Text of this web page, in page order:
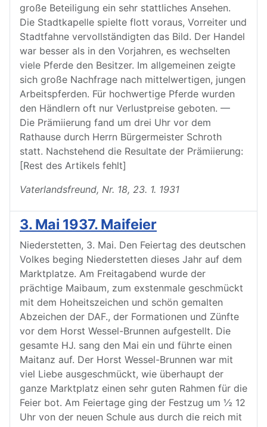
große Beteiligung ein sehr stattliches Ansehen.
Die Stadtkapelle spielte flott voraus, Vorreiter und
Stadtfahne vervollständigten das Bild. Der Handel
war besser als in den Vorjahren, es wechselten
viele Pferde den Besitzer. Im allgemeinen zeigte
sich große Nachfrage nach mittelwertigen, jungen
Arbeitspferden. Für hochwertige Pferde wurden
den Händlern oft nur Verlustpreise geboten. —
Die Prämiierung fand um drei Uhr vor dem
Rathause durch Herrn Bürgermeister Schroth
statt. Nachstehend die Resultate der Prämiierung:
[Rest des Artikels fehlt]
Vaterlandsfreund, Nr. 18, 23. 1. 1931
3. Mai 1937. Maifeier
Niederstetten, 3. Mai. Den Feiertag des deutschen
Volkes beging Niederstetten dieses Jahr auf dem
Marktplatze. Am Freitagabend wurde der
prächtige Maibaum, zum exstenmale geschmückt
mit dem Hoheitszeichen und schön gemalten
Abzeichen der DAF., der Formationen und Zünfte
vor dem Horst Wessel-Brunnen aufgestellt. Die
gesamte HJ. sang den Mai ein und führte einen
Maitanz auf. Der Horst Wessel-Brunnen war mit
viel Liebe ausgeschmückt, wie überhaupt der
ganze Marktplatz einen sehr guten Rahmen für die
Feier bot. Am Feiertage ging der Festzug um ½ 12
Uhr von der neuen Schule aus durch die reich mit